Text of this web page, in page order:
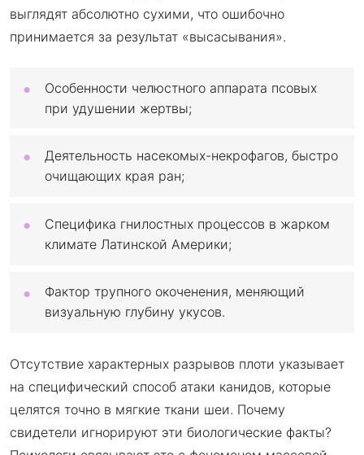
выглядят абсолютно сухими, что ошибочно
принимается за результат «высасывания».
Особенности челюстного аппарата псовых
при удушении жертвы;
Деятельность насекомых-некрофагов, быстро
очищающих края ран;
Специфика гнилостных процессов в жарком
климате Латинской Америки;
Фактор трупного окоченения, меняющий
визуальную глубину укусов.
Отсутствие характерных разрывов плоти указывает
на специфический способ атаки канидов, которые
целятся точно в мягкие ткани шеи. Почему
свидетели игнорируют эти биологические факты?